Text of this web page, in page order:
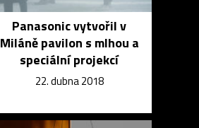
Panasonic vytvořil v
Miláně pavilon s mlhou a
speciální projekcí
22. dubna 2018